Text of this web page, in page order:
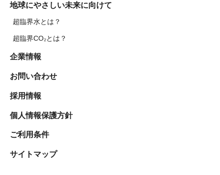
地球にやさしい未来に向けて
超臨界水とは？
超臨界CO₂とは？
企業情報
お問い合わせ
採用情報
個人情報保護方針
ご利用条件
サイトマップ